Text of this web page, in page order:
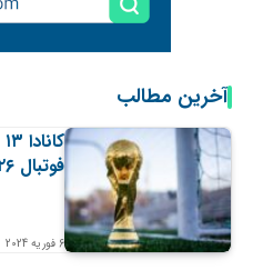
آخرین مطالب
فوتبال ۲۰۲۶ میزبان خواهد کرد
6 فوریه 2024